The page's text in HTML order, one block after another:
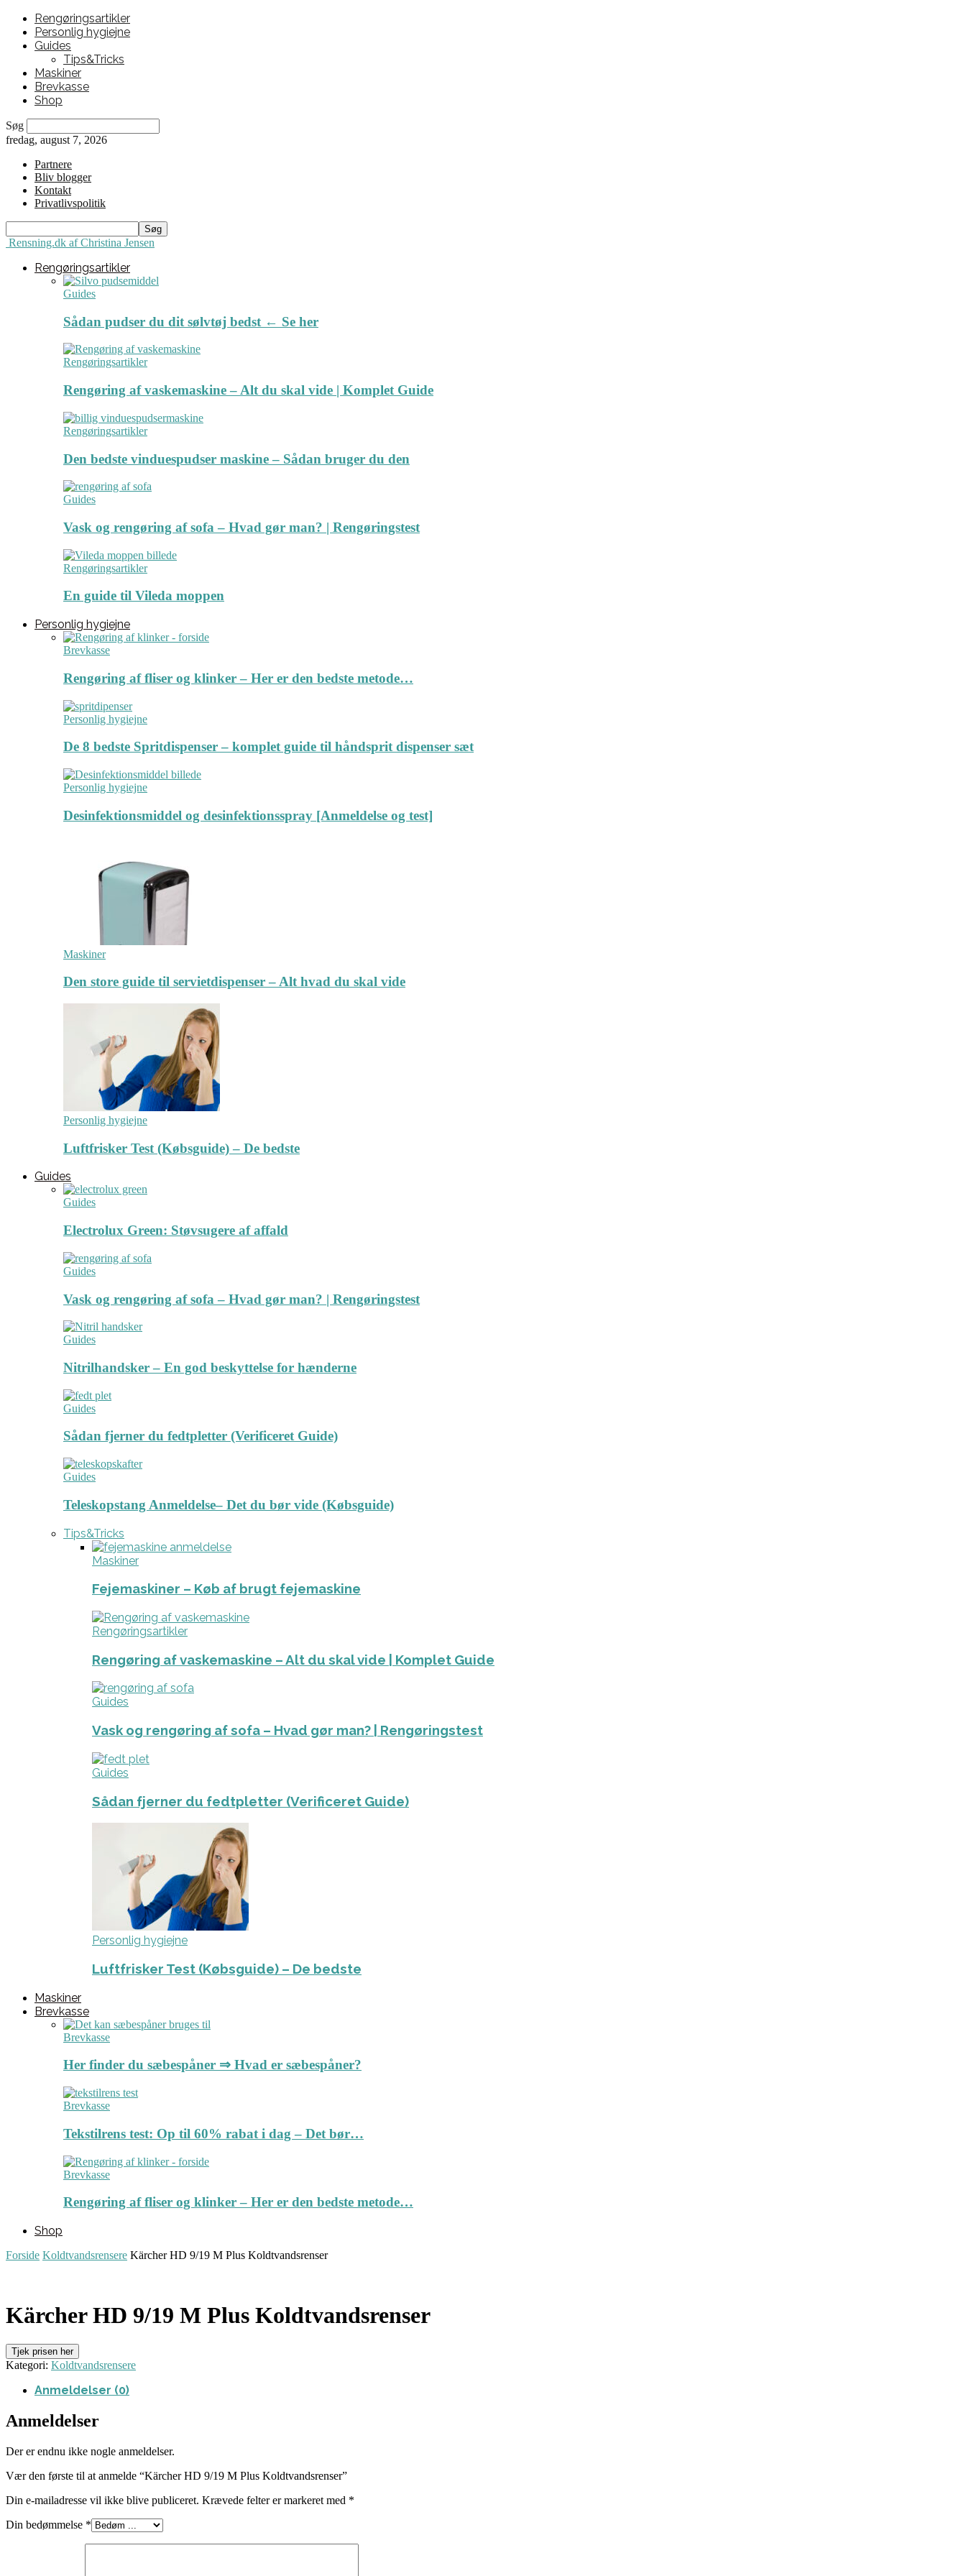
Rengøringsartikler
Personlig hygiejne
Guides
Tips&Tricks
Maskiner
Brevkasse
Shop
Søg
fredag, august 7, 2026
Partnere
Bliv blogger
Kontakt
Privatlivspolitik
Rensning.dk af Christina Jensen
Rengøringsartikler
Guides
Sådan pudser du dit sølvtøj bedst ← Se her
Rengøringsartikler
Rengøring af vaskemaskine – Alt du skal vide | Komplet Guide
Rengøringsartikler
Den bedste vinduespudser maskine – Sådan bruger du den
Guides
Vask og rengøring af sofa – Hvad gør man? | Rengøringstest
Rengøringsartikler
En guide til Vileda moppen
Personlig hygiejne
Brevkasse
Rengøring af fliser og klinker – Her er den bedste metode…
Personlig hygiejne
De 8 bedste Spritdispenser – komplet guide til håndsprit dispenser sæt
Personlig hygiejne
Desinfektionsmiddel og desinfektionsspray [Anmeldelse og test]
Maskiner
Den store guide til servietdispenser – Alt hvad du skal vide
Personlig hygiejne
Luftfrisker Test (Købsguide) – De bedste
Guides
Guides
Electrolux Green: Støvsugere af affald
Guides
Vask og rengøring af sofa – Hvad gør man? | Rengøringstest
Guides
Nitrilhandsker – En god beskyttelse for hænderne
Guides
Sådan fjerner du fedtpletter (Verificeret Guide)
Guides
Teleskopstang Anmeldelse– Det du bør vide (Købsguide)
Tips&Tricks
Maskiner
Fejemaskiner – Køb af brugt fejemaskine
Rengøringsartikler
Rengøring af vaskemaskine – Alt du skal vide | Komplet Guide
Guides
Vask og rengøring af sofa – Hvad gør man? | Rengøringstest
Guides
Sådan fjerner du fedtpletter (Verificeret Guide)
Personlig hygiejne
Luftfrisker Test (Købsguide) – De bedste
Maskiner
Brevkasse
Brevkasse
Her finder du sæbespåner ⇒ Hvad er sæbespåner?
Brevkasse
Tekstilrens test: Op til 60% rabat i dag – Det bør…
Brevkasse
Rengøring af fliser og klinker – Her er den bedste metode…
Shop
Forside Koldtvandsrensere Kärcher HD 9/19 M Plus Koldtvandsrenser
Kärcher HD 9/19 M Plus Koldtvandsrenser
Tjek prisen her
Kategori: Koldtvandsrensere
Anmeldelser (0)
Anmeldelser
Der er endnu ikke nogle anmeldelser.
Vær den første til at anmelde “Kärcher HD 9/19 M Plus Koldtvandsrenser”
Din e-mailadresse vil ikke blive publiceret. Krævede felter er markeret med *
Din bedømmelse *